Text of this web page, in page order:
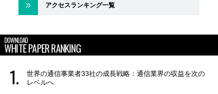
アクセスランキング一覧
DOWNLOAD
WHITE PAPER RANKING
世界の通信事業者33社の成長戦略：通信業界の収益を次の
レベルへ